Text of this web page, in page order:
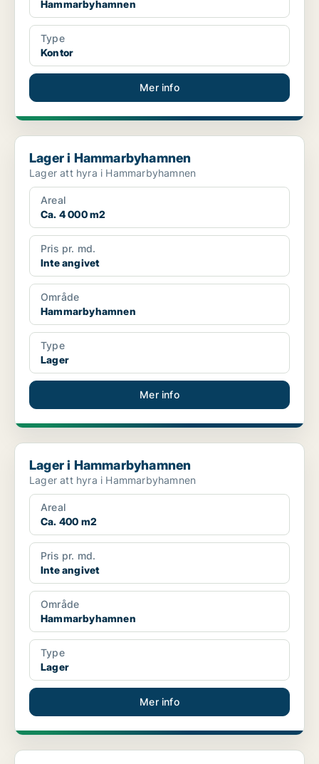
Hammarbyhamnen
Type
Kontor
Mer info
Lager i Hammarbyhamnen
Lager i Hammarbyhamnen
Lager att hyra i Hammarbyhamnen
Areal
Ca. 4 000 m2
Pris pr. md.
Inte angivet
Område
Hammarbyhamnen
Type
Lager
Mer info
Lager i Hammarbyhamnen
Lager i Hammarbyhamnen
Lager att hyra i Hammarbyhamnen
Areal
Ca. 400 m2
Pris pr. md.
Inte angivet
Område
Hammarbyhamnen
Type
Lager
Mer info
Kontor i Hammarbyhamnen